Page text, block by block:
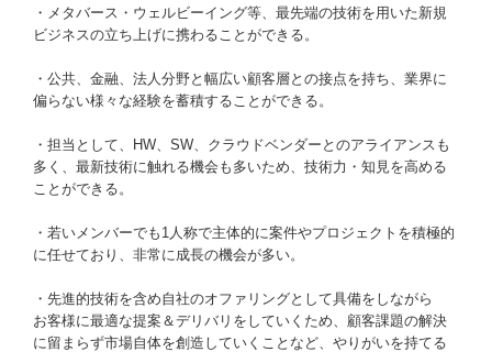
・メタバース・ウェルビーイング等、最先端の技術を用いた新規
ビジネスの立ち上げに携わることができる。
・公共、金融、法人分野と幅広い顧客層との接点を持ち、業界に
偏らない様々な経験を蓄積することができる。
・担当として、HW、SW、クラウドベンダーとのアライアンスも
多く、最新技術に触れる機会も多いため、技術力・知見を高める
ことができる。
・若いメンバーでも1人称で主体的に案件やプロジェクトを積極的
に任せており、非常に成長の機会が多い。
・先進的技術を含め自社のオファリングとして具備をしながら
お客様に最適な提案＆デリバリをしていくため、顧客課題の解決
に留まらず市場自体を創造していくことなど、やりがいを持てる